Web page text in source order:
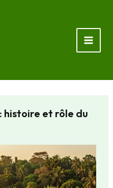
histoire et rôle du